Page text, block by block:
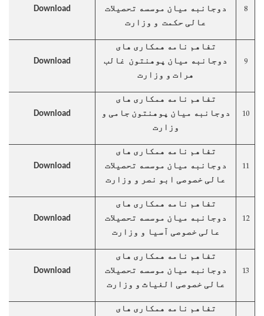
8
دوجانبه میان موسسه تحصیلات
عالی حکمت و وزارت
Download
9
تفاهم نامه همکاری های
دوجانبه میان پوهنتون غالب
هرات و وزارت
Download
10
تفاهم نامه همکاری های
دوجانبه میان پوهنتون جامی و
وزارت
Download
11
تفاهم نامه همکاری های
دوجانبه میان موسسه تحصیلات
عالی خصوصی ابو نصر و وزارت
Download
12
تفاهم نامه همکاری های
دوجانبه میان موسسه تحصیلات
عالی خصوصی آسیا و وزارت
Download
13
تفاهم نامه همکاری های
دوجانبه میان موسسه تحصیلات
عالی خصوصی الغیاث و وزارت
Download
تفاهم نامه همکاری های